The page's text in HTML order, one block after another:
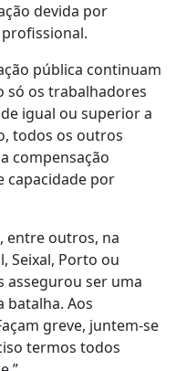
devida por
pública continuam
só os trabalhadores
igual ou superior a
todos os outros
compensação
capacidade por
entre outros, na
Seixal, Porto ou
assegurou ser uma
batalha. Aos
greve, juntem-se
termos todos